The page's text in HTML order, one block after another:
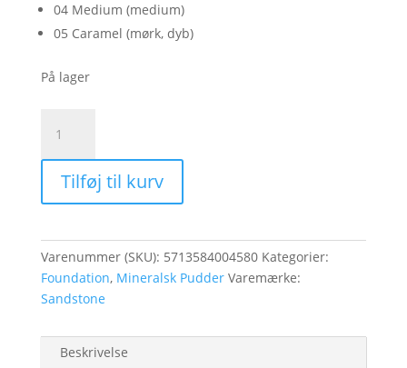
04 Medium (medium)
05 Caramel (mørk, dyb)
På lager
Skin
Mineral
Powder
05
antal
Tilføj til kurv
Varenummer (SKU): 5713584004580 Kategorier:
Foundation, Mineralsk Pudder Varemærke:
Sandstone
Beskrivelse